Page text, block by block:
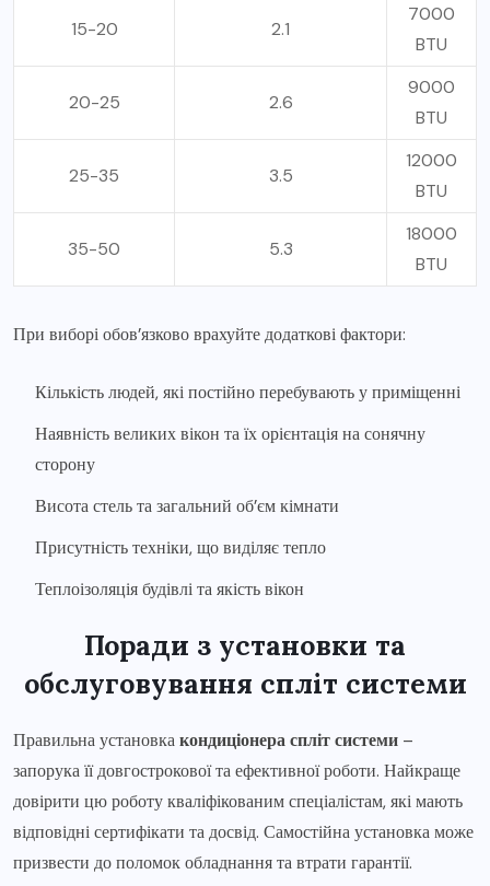
15-20 2.1
7000
BTU
20-25 2.6
9000
BTU
25-35 3.5
12000
BTU
35-50 5.3
18000
BTU
При виборі обов’язково врахуйте додаткові фактори:
Кількість людей, які постійно перебувають у приміщенні
Наявність великих вікон та їх орієнтація на сонячну
сторону
Висота стель та загальний об’єм кімнати
Присутність техніки, що виділяє тепло
Теплоізоляція будівлі та якість вікон
Поради з установки та
обслуговування спліт системи
Правильна установкакондиціонера спліт системи –
запорука її довгострокової та ефективної роботи. Найкраще
довірити цю роботу кваліфікованим спеціалістам, які мають
відповідні сертифікати та досвід. Самостійна установка може
призвести до поломок обладнання та втрати гарантії.